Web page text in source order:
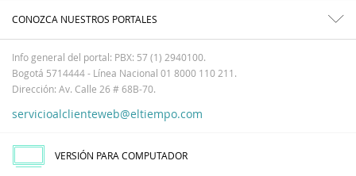
CONOZCA NUESTROS PORTALES
Info general del portal: PBX: 57 (1) 2940100.
Bogotá 5714444 - Línea Nacional 01 8000 110 211.
Dirección: Av. Calle 26 # 68B-70.
servicioalclienteweb@eltiempo.com
VERSIÓN PARA COMPUTADOR